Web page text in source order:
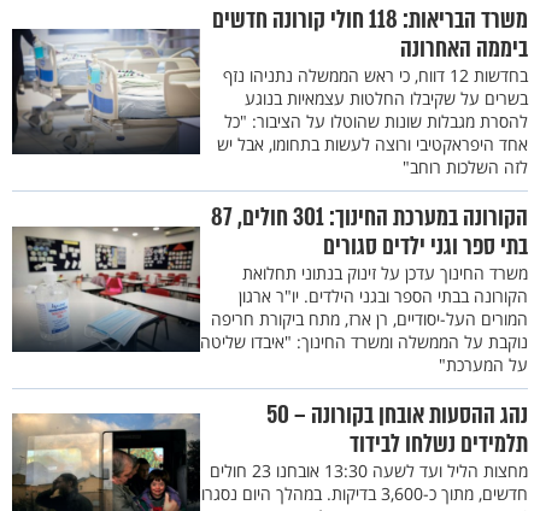
משרד הבריאות: 118 חולי קורונה חדשים
ביממה האחרונה
בחדשות 12 דווח, כי ראש הממשלה נתניהו נזף
בשרים על שקיבלו החלטות עצמאיות בנוגע
להסרת מגבלות שונות שהוטלו על הציבור: "כל
אחד היפראקטיבי ורוצה לעשות בתחומו, אבל יש
לזה השלכות רוחב"
הקורונה במערכת החינוך: 301 חולים, 87
בתי ספר וגני ילדים סגורים
משרד החינוך עדכן על זינוק בנתוני תחלואת
הקורונה בבתי הספר ובגני הילדים. יו"ר ארגון
המורים העל-יסודיים, רן ארז, מתח ביקורת חריפה
נוקבת על הממשלה ומשרד החינוך: "איבדו שליטה
על המערכת"
נהג ההסעות אובחן בקורונה – 50
תלמידים נשלחו לבידוד
מחצות הליל ועד לשעה 13:30 אובחנו 23 חולים
חדשים, מתוך כ-3,600 בדיקות. במהלך היום נסגרו